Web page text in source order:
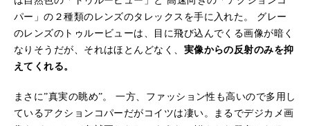
パー」の２種類のレンズのタレックスを手に入れた。 グレー
のレンズのトゥルービューは、目に飛び込んでくる画像が暗く
なりそうだが、それはほとんどなく、 実像からの反射のみを抑
えてくれる。
まさに”真実の眺め”。 一方、ファッション性も高いので多用し
ているアクションコパーだがコイツは凄い。まるでデジカメ画